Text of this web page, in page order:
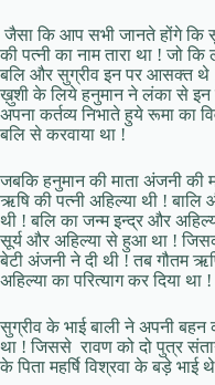
जैसा कि आप सभी जानते होंगे कि
की पत्नी का नाम तारा था ! जो
बलि और सुग्रीव इन पर आसक्त थे
ख़ुशी के लिये हनुमान ने लंका से इन
अपना कर्तव्य निभाते हुये रूमा का
बलि से करवाया था !
जबकि हनुमान की माता अंजनी की
ऋषि की पत्नी अहिल्या थी !
थी ! बलि का जन्म इन्द्र और
सूर्य और अहिल्या से हुआ था !
बेटी अंजनी ने दी थी ! तब गौतम
अहिल्या का परित्याग कर दिया था !
सुग्रीव के भाई बाली ने अपनी बहन
था ! जिससे रावण को दो पुत्र
के पिता महर्षि विश्रवा के बड़े भाई